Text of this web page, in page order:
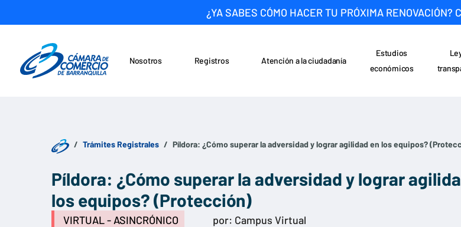
¿YA SABES CÓMO HACER TU PRÓXIMA
Nosotros Registros
Atención a la ciudadanía
Estudios
económicos
Trámites Registrales Píldora: ¿Cómo superar la adversidad y lograr agilidad en los equipos?
Píldora: ¿Cómo superar la adversidad y lograr
los equipos? (Protección)
VIRTUAL - ASINCRÓNICO por: Campus Virtual